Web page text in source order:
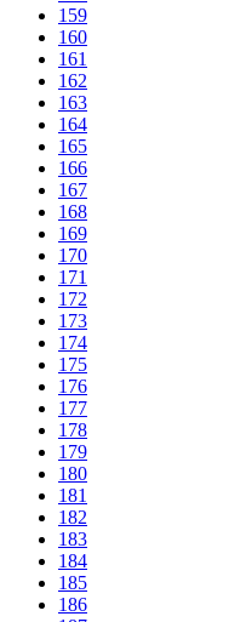
159
160
161
162
163
164
165
166
167
168
169
170
171
172
173
174
175
176
177
178
179
180
181
182
183
184
185
186